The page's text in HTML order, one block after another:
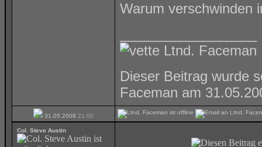
Warum verschwinden
Ltnd. Faceman
Dieser Beitrag wurde
Faceman am
31.05.2009 21:00
Col. Steve Austin